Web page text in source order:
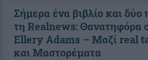
Σήμερα ένα βιβλίο και δύο
τη Realnews: Θανατηφόρα
Ellery Adams – Μαζί real
και Μαστορέματα